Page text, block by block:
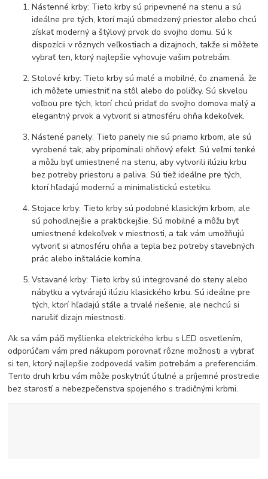
Nástenné krby: Tieto krby sú pripevnené na stenu a sú
ideálne pre tých, ktorí majú obmedzený priestor alebo chcú
získať moderný a štýlový prvok do svojho domu. Sú k
dispozícii v rôznych veľkostiach a dizajnoch, takže si môžete
vybrať ten, ktorý najlepšie vyhovuje vašim potrebám.
Stolové krby: Tieto krby sú malé a mobilné, čo znamená, že
ich môžete umiestniť na stôl alebo do poličky. Sú skvelou
voľbou pre tých, ktorí chcú pridať do svojho domova malý a
elegantný prvok a vytvoriť si atmosféru ohňa kdekoľvek.
Nástené panely: Tieto panely nie sú priamo krbom, ale sú
vyrobené tak, aby pripomínali ohňový efekt. Sú veľmi tenké
a môžu byť umiestnené na stenu, aby vytvorili ilúziu krbu
bez potreby priestoru a paliva. Sú tiež ideálne pre tých,
ktorí hľadajú modernú a minimalistickú estetiku.
Stojace krby: Tieto krby sú podobné klasickým krbom, ale
sú pohodlnejšie a praktickejšie. Sú mobilné a môžu byť
umiestnené kdekoľvek v miestnosti, a tak vám umožňujú
vytvoriť si atmosféru ohňa a tepla bez potreby stavebných
prác alebo inštalácie komína.
Vstavané krby: Tieto krby sú integrované do steny alebo
nábytku a vytvárajú ilúziu klasického krbu. Sú ideálne pre
tých, ktorí hľadajú stále a trvalé riešenie, ale nechcú si
narušiť dizajn miestnosti.
Ak sa vám páči myšlienka elektrického krbu s LED osvetlením,
odporúčam vám pred nákupom porovnať rôzne možnosti a vybrať
si ten, ktorý najlepšie zodpovedá vašim potrebám a preferenciám.
Tento druh krbu vám môže poskytnúť útulné a príjemné prostredie
bez starostí a nebezpečenstva spojeného s tradičnými krbmi.